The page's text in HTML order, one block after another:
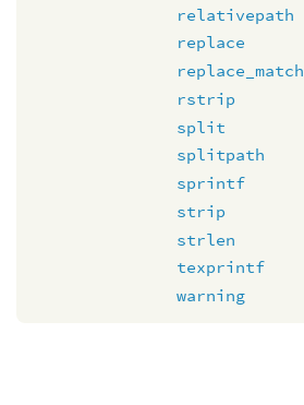
relativepath
replace
replace_match
rstrip
split
splitpath
sprintf
strip
strlen
texprintf
warning